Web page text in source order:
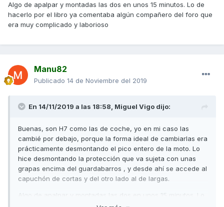
Algo de apalpar y montadas las dos en unos 15 minutos. Lo de
hacerlo por el libro ya comentaba algún compañero del foro que
era muy complicado y laborioso
Manu82
Publicado 14 de Noviembre del 2019
En 14/11/2019 a las 18:58, Miguel Vigo dijo:
Buenas, son H7 como las de coche, yo en mi caso las
cambié por debajo, porque la forma ideal de cambiarlas era
prácticamente desmontando el pico entero de la moto. Lo
hice desmontando la protección que va sujeta con unas
grapas encima del guardabarros , y desde ahí se accede al
capuchón de cortas y del otro lado al de largas.
Algo de apalpar y montadas las dos en unos 15 minutos. Lo
de hacerlo por el libro ya comentaba algún compañero del